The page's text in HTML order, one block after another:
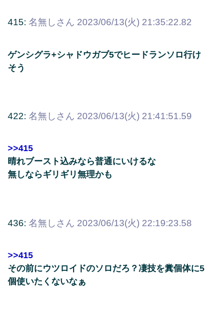
415: 名無しさん 2023/06/13(火) 21:35:22.82
ゲンシグラ+シャドウガブ5でヒードランソロ行け
そう
422: 名無しさん 2023/06/13(火) 21:41:51.59
>>415
晴れブースト込みなら普通にいけるな
無しならギリギリ無理かも
436: 名無しさん 2023/06/13(火) 22:19:23.58
>>415
その前にウツロイドのソロだろ？凄技を糞個体に5
個使いたくないなぁ